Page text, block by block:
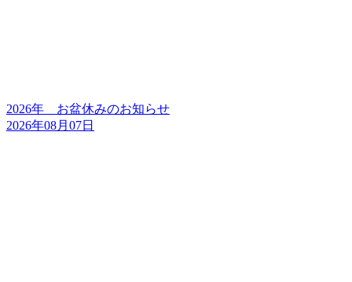
2026年 お盆休みのお知らせ
2026年08月07日